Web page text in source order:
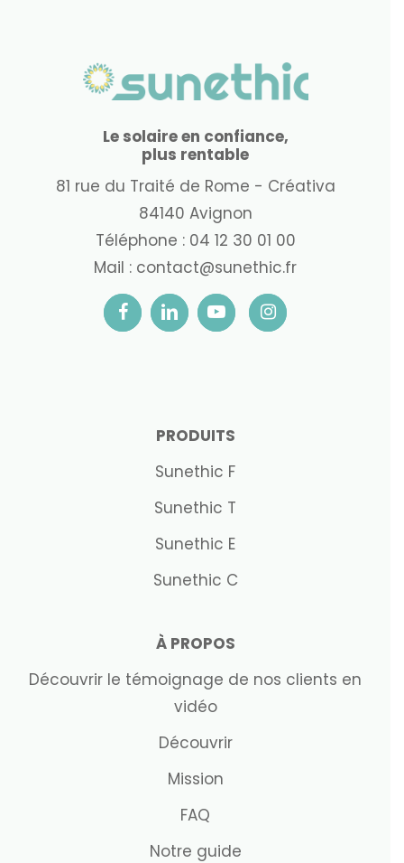
Le solaire en confiance,
plus rentable
81 rue du Traité de Rome - Créativa
84140 Avignon
Téléphone : 04 12 30 01 00
Mail : contact@sunethic.fr
PRODUITS
Sunethic F
Sunethic T
Sunethic E
Sunethic C
À PROPOS
Découvrir le témoignage de nos clients en
vidéo
Découvrir
Mission
FAQ
Notre guide